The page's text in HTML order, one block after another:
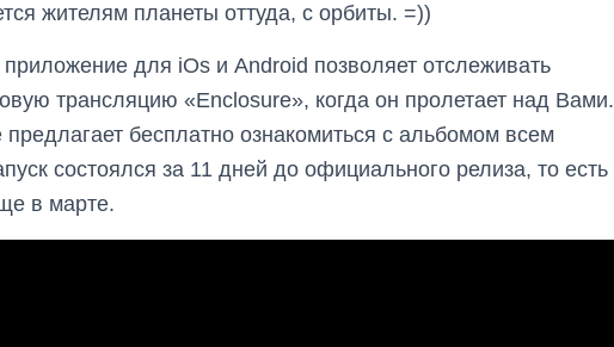
жителям планеты оттуда, с орбиты. =))
для iOs и Android позволяет отслеживать
трансляцию «Enclosure», когда он пролетает над Вами.
бесплатно ознакомиться с альбомом всем
состоялся за 11 дней до официального релиза, то есть
в марте.